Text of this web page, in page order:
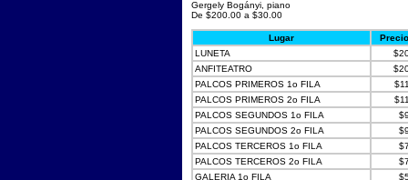
Gergely Bogányi, piano
De $200.00 a $30.00
Lugar
Precio
LUNETA
ANFITEATRO
PALCOS PRIMEROS 1o FILA
PALCOS PRIMEROS 2o FILA
PALCOS SEGUNDOS 1o FILA
PALCOS SEGUNDOS 2o FILA
PALCOS TERCEROS 1o FILA
PALCOS TERCEROS 2o FILA
GALERIA 1o FILA